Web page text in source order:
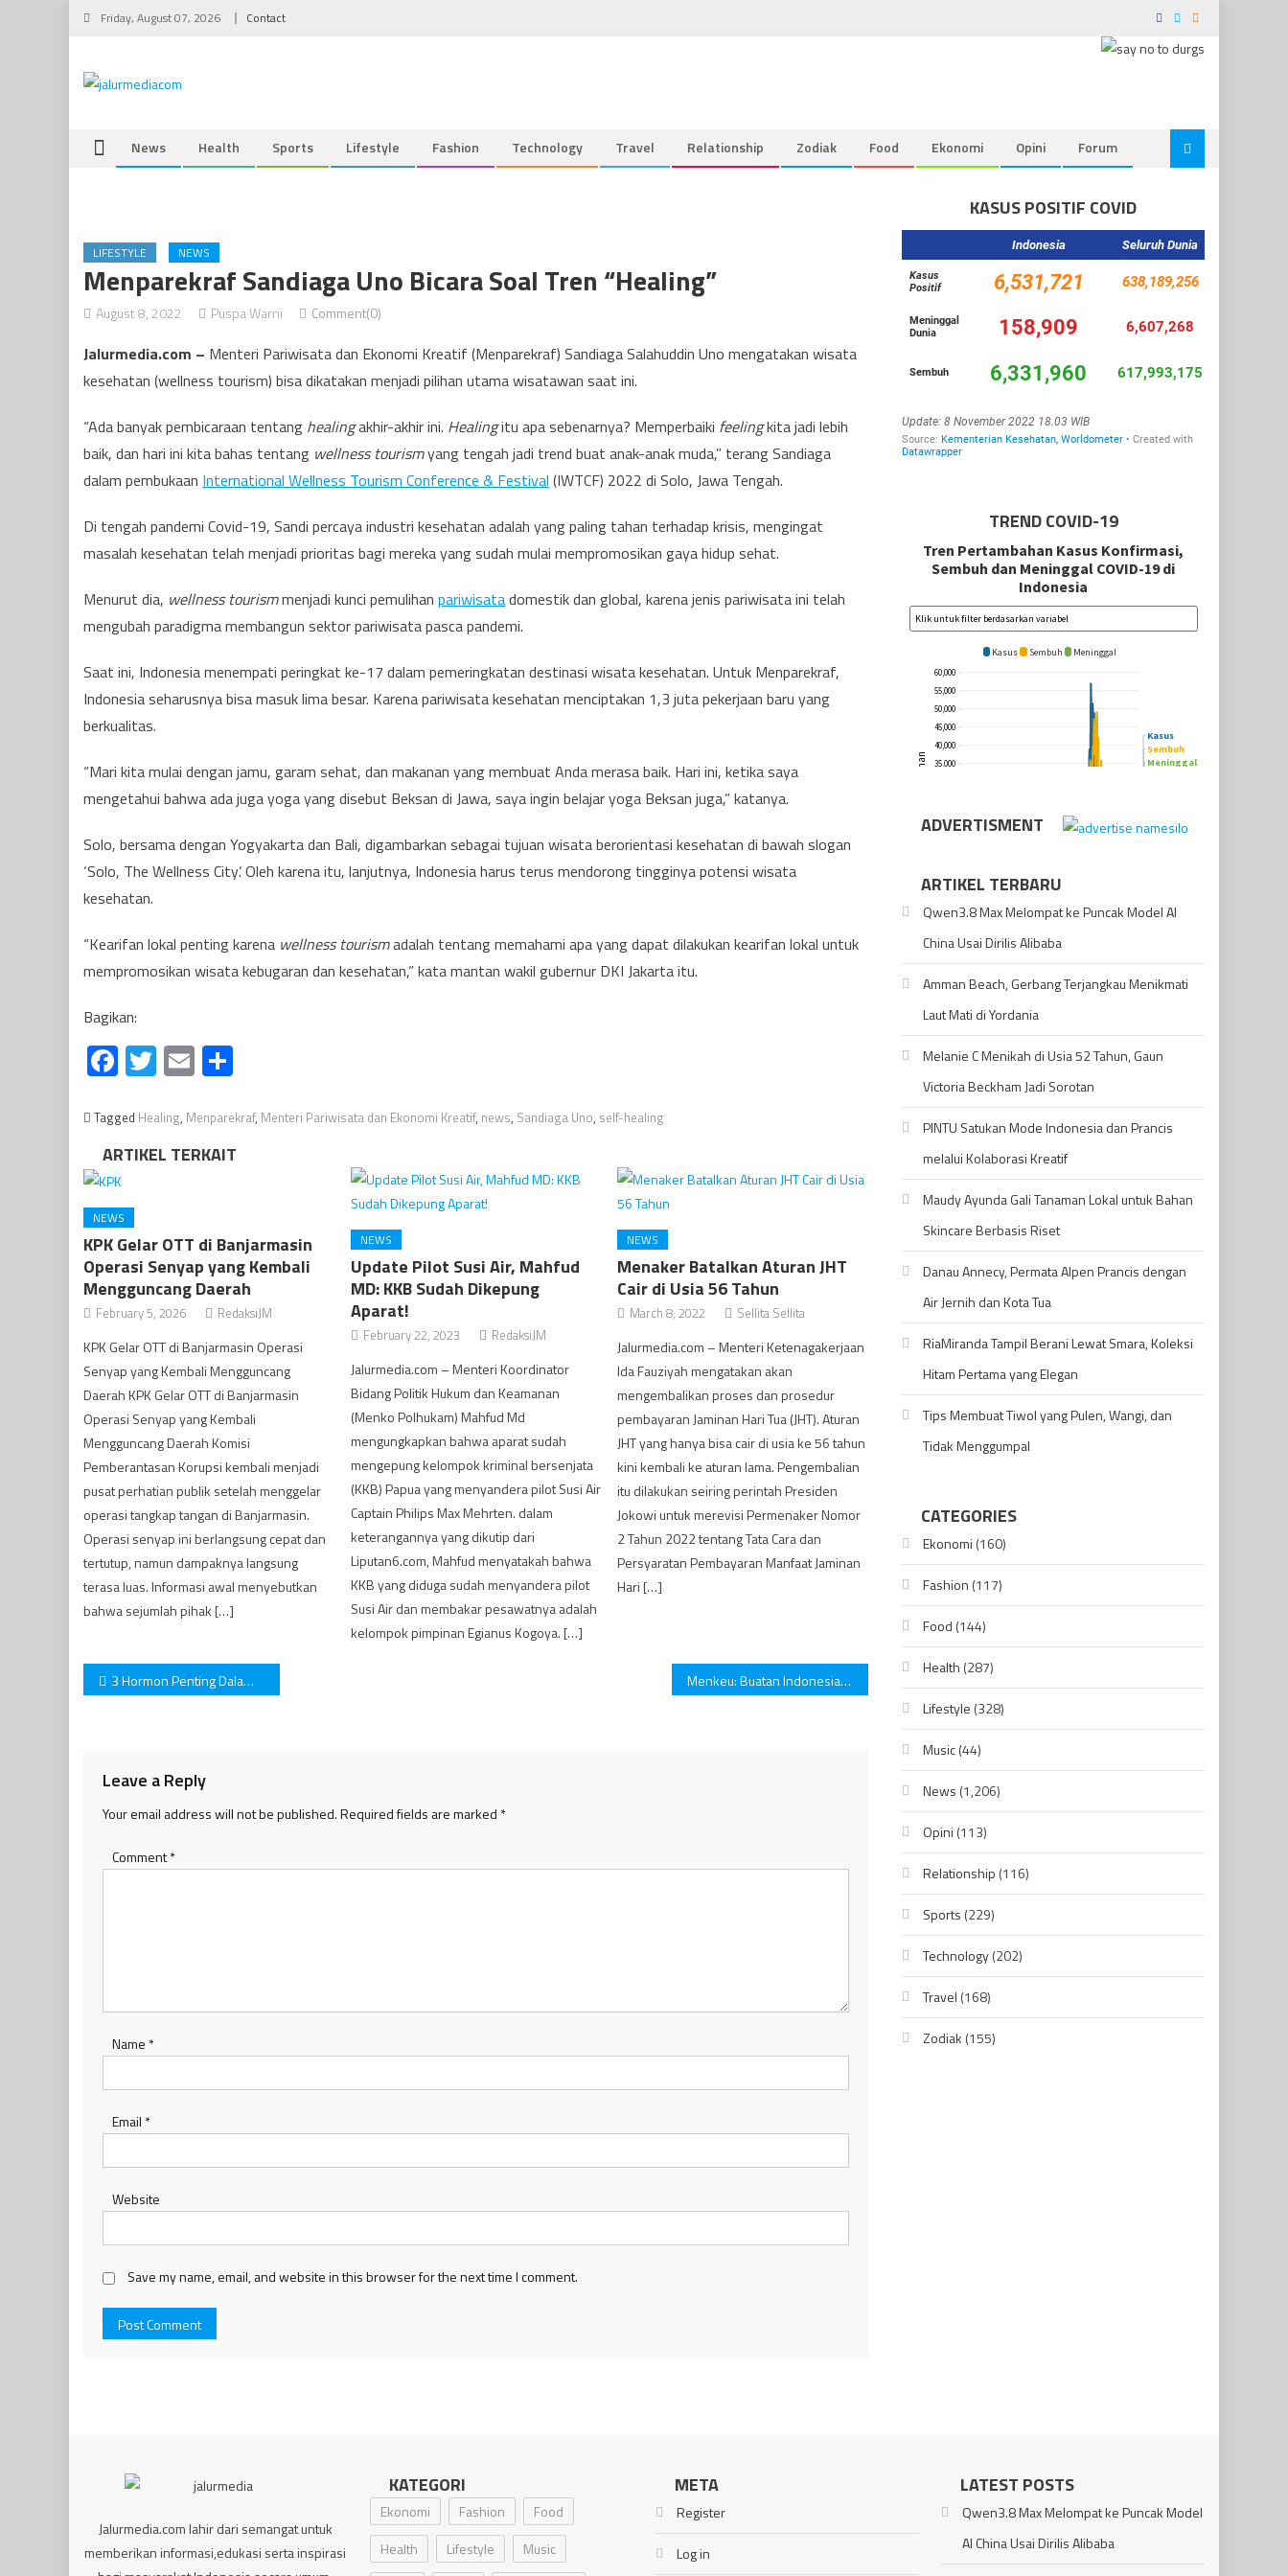
Skip
Friday, August 07, 2026 Contact
News Health Sports Lifestyle Fashion Technology Travel Relationship Zodiak Food Ekonomi Opini Forum
LIFESTYLE NEWS
Menparekraf Sandiaga Uno Bicara Soal Tren “Healing”
August 8, 2022 Puspa Warni Comment(0)
Jalurmedia.com – Menteri Pariwisata dan Ekonomi Kreatif (Menparekraf) Sandiaga Salahuddin Uno mengatakan wisata
kesehatan (wellness tourism) bisa dikatakan menjadi pilihan utama wisatawan saat ini.
“Ada banyak pembicaraan tentang healingakhir-akhir ini. Healingitu apa sebenarnya? Memperbaiki feelingkita jadi lebih
baik, dan hari ini kita bahas tentang wellness tourismyang tengah jadi trend buat anak-anak muda,” terang Sandiaga
dalam pembukaan International Wellness Tourism Conference & Festival (IWTCF) 2022 di Solo, Jawa Tengah.
Di tengah pandemi Covid-19, Sandi percaya industri kesehatan adalah yang paling tahan terhadap krisis, mengingat
masalah kesehatan telah menjadi prioritas bagi mereka yang sudah mulai mempromosikan gaya hidup sehat.
Menurut dia, wellness tourismmenjadi kunci pemulihan pariwisatadomestik dan global, karena jenis pariwisata ini telah
mengubah paradigma membangun sektor pariwisata pasca pandemi.
Saat ini, Indonesia menempati peringkat ke-17 dalam pemeringkatan destinasi wisata kesehatan. Untuk Menparekraf,
Indonesia seharusnya bisa masuk lima besar. Karena pariwisata kesehatan menciptakan 1,3 juta pekerjaan baru yang
berkualitas.
“Mari kita mulai dengan jamu, garam sehat, dan makanan yang membuat Anda merasa baik. Hari ini, ketika saya
mengetahui bahwa ada juga yoga yang disebut Beksan di Jawa, saya ingin belajar yoga Beksan juga,” katanya.
Solo, bersama dengan Yogyakarta dan Bali, digambarkan sebagai tujuan wisata berorientasi kesehatan di bawah slogan
‘Solo, The Wellness City’. Oleh karena itu, lanjutnya, Indonesia harus terus mendorong tingginya potensi wisata
kesehatan.
“Kearifan lokal penting karena wellness tourismadalah tentang memahami apa yang dapat dilakukan kearifan lokal untuk
mempromosikan wisata kebugaran dan kesehatan,” kata mantan wakil gubernur DKI Jakarta itu.
Bagikan:
Facebook
Twitter
Email
Tagged Healing, Menparekraf, Menteri Pariwisata dan Ekonomi Kreatif, news, Sandiaga Uno, self-healing
ARTIKEL TERKAIT
NEWS
KPK Gelar OTT di Banjarmasin
Operasi Senyap yang Kembali
Mengguncang Daerah
February 5, 2026 RedaksiJM
KPK Gelar OTT di Banjarmasin Operasi
Senyap yang Kembali Mengguncang
Daerah KPK Gelar OTT di Banjarmasin
Operasi Senyap yang Kembali
Mengguncang Daerah Komisi
Pemberantasan Korupsi kembali menjadi
pusat perhatian publik setelah menggelar
operasi tangkap tangan di Banjarmasin.
Operasi senyap ini berlangsung cepat dan
tertutup, namun dampaknya langsung
terasa luas. Informasi awal menyebutkan
bahwa sejumlah pihak […]
NEWS
Update Pilot Susi Air, Mahfud
MD: KKB Sudah Dikepung
Aparat!
February 22, 2023 RedaksiJM
Jalurmedia.com – Menteri Koordinator
Bidang Politik Hukum dan Keamanan
(Menko Polhukam) Mahfud Md
mengungkapkan bahwa aparat sudah
mengepung kelompok kriminal bersenjata
(KKB) Papua yang menyandera pilot Susi Air
Captain Philips Max Mehrten. dalam
keterangannya yang dikutip dari
Liputan6.com, Mahfud menyatakah bahwa
KKB yang diduga sudah menyandera pilot
Susi Air dan membakar pesawatnya adalah
kelompok pimpinan Egianus Kogoya. […]
NEWS
Menaker Batalkan Aturan JHT
Cair di Usia 56 Tahun
March 8, 2022 Sellita Sellita
Jalurmedia.com – Menteri Ketenagakerjaan
Ida Fauziyah mengatakan akan
mengembalikan proses dan prosedur
pembayaran Jaminan Hari Tua (JHT). Aturan
JHT yang hanya bisa cair di usia ke 56 tahun
kini kembali ke aturan lama. Pengembalian
itu dilakukan seiring perintah Presiden
Jokowi untuk merevisi Permenaker Nomor
2 Tahun 2022 tentang Tata Cara dan
Persyaratan Pembayaran Manfaat Jaminan
Hari […]
Post
3 Hormon Penting Dalam Tubuh Wanita Menkeu: Buatan Indonesia Dukung Pemulihan Ekonomi Akhir 2022
Leave a Reply
Your email address will not be published.Required fields are marked *
Comment*
Name *
Email *
Website
Save my name, email, and website in this browser for the next time I comment.
KASUS POSITIF COVID
TREND COVID-19
ADVERTISMENT
ARTIKEL TERBARU
Qwen3.8 Max Melompat ke Puncak Model AI
China Usai Dirilis Alibaba
Amman Beach, Gerbang Terjangkau Menikmati
Laut Mati di Yordania
Melanie C Menikah di Usia 52 Tahun, Gaun
Victoria Beckham Jadi Sorotan
PINTU Satukan Mode Indonesia dan Prancis
melalui Kolaborasi Kreatif
Maudy Ayunda Gali Tanaman Lokal untuk Bahan
Skincare Berbasis Riset
Danau Annecy, Permata Alpen Prancis dengan
Air Jernih dan Kota Tua
RiaMiranda Tampil Berani Lewat Smara, Koleksi
Hitam Pertama yang Elegan
Tips Membuat Tiwol yang Pulen, Wangi, dan
Tidak Menggumpal
CATEGORIES
Ekonomi (160)
Fashion (117)
Food (144)
Health (287)
Lifestyle (328)
Music(44)
News (1,206)
Opini (113)
Relationship (116)
Sports (229)
Technology(202)
Travel (168)
Zodiak (155)
Jalurmedia.com lahir dari semangat untuk
memberikan informasi,edukasi serta inspirasi
KATEGORI
Ekonomi Fashion
Food
Health
Lifestyle Music
META
Register
Log in
LATEST POSTS
Qwen3.8 Max Melompat ke Puncak Model
AI China Usai Dirilis Alibaba